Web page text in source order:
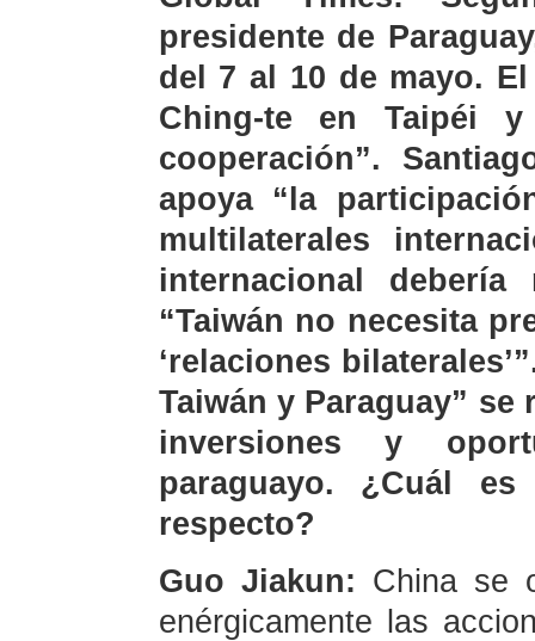
presidente de
del 7 al 10 de mayo.
Ching-te en Taipéi
cooperación”.
apoya “la
multilaterales
internacional
“Taiwán no necesita
‘relaciones
Taiwán y Paraguay”
inversiones y
paraguayo. ¿Cuál
respecto?
Guo Jiakun: China se
enérgicamente las